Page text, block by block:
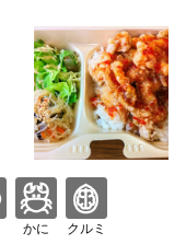
かに クルミ